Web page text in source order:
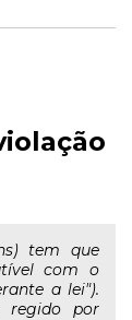
tem que
com o
a lei").
regido por